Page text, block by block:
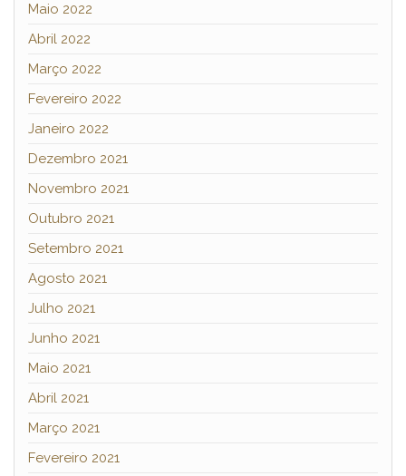
Maio 2022
Abril 2022
Março 2022
Fevereiro 2022
Janeiro 2022
Dezembro 2021
Novembro 2021
Outubro 2021
Setembro 2021
Agosto 2021
Julho 2021
Junho 2021
Maio 2021
Abril 2021
Março 2021
Fevereiro 2021